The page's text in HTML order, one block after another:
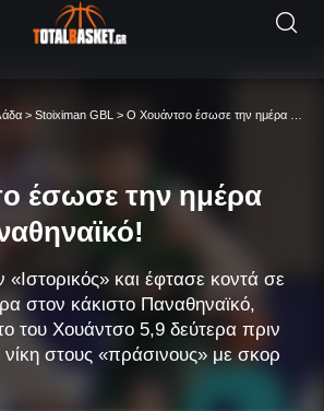
> Stoiximan GBL > Ο Χουάντσο έσωσε την ημέρα για τον Παναθηναϊκό!
έσωσε την ημέρα
και έφτασε κοντά σε
στον κάκιστο Παναθηναϊκό,
του Χουάντσο 5,9 δεύτερα πριν
στους «πράσινους» με σκορ